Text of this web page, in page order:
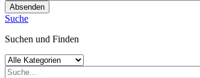
Absenden
Suche
Suchen und Finden